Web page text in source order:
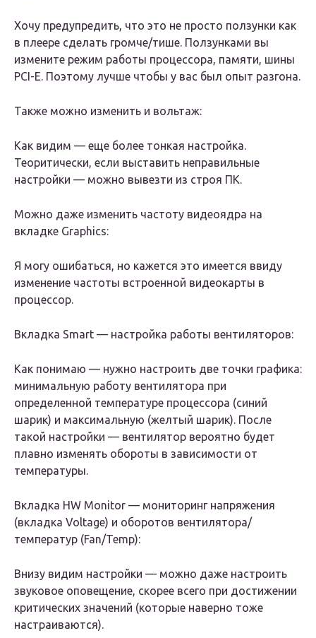
Хочу предупредить, что это не просто ползунки как
в плеере сделать громче/тише. Ползунками вы
измените режим работы процессора, памяти, шины
PCI-E. Поэтому лучше чтобы у вас был опыт разгона.
Также можно изменить и вольтаж:
Как видим — еще более тонкая настройка.
Теоритически, если выставить неправильные
настройки — можно вывезти из строя ПК.
Можно даже изменить частоту видеоядра на
вкладке Graphics:
Я могу ошибаться, но кажется это имеется ввиду
изменение частоты встроенной видеокарты в
процессор.
Вкладка Smart — настройка работы вентиляторов:
Как понимаю — нужно настроить две точки графика:
минимальную работу вентилятора при
определенной температуре процессора (синий
шарик) и максимальную (желтый шарик). После
такой настройки — вентилятор вероятно будет
плавно изменять обороты в зависимости от
температуры.
Вкладка HW Monitor — мониторинг напряжения
(вкладка Voltage) и оборотов вентилятора/
температур (Fan/Temp):
Внизу видим настройки — можно даже настроить
звуковое оповещение, скорее всего при достижении
критических значений (которые наверно тоже
настраиваются).